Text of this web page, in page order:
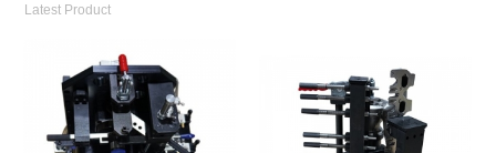
Latest Product